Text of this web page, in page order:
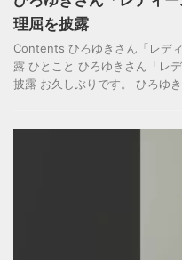
理屈を披露
Contents ひろゆきさん「レデ
露 ひとこと ひろゆきさん「レ
披露 お久しぶりです。 ひろゆ